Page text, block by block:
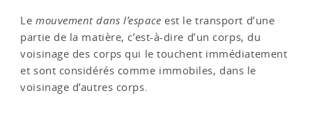
Le mouvement dans l’espace est le transport d’une
partie de la matière, c’est-à-dire d’un corps, du
voisinage des corps qui le touchent immédiatement
et sont considérés comme immobiles, dans le
voisinage d’autres corps.